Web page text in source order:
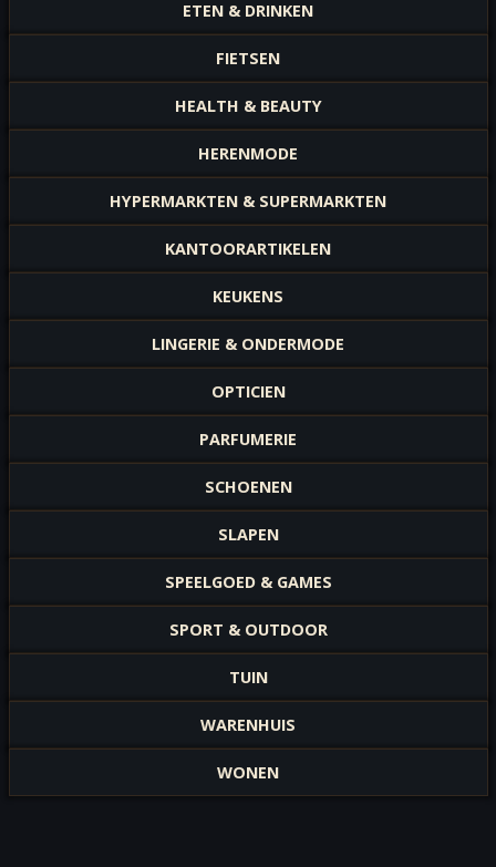
ETEN & DRINKEN
FIETSEN
HEALTH & BEAUTY
HERENMODE
HYPERMARKTEN & SUPERMARKTEN
KANTOORARTIKELEN
KEUKENS
LINGERIE & ONDERMODE
OPTICIEN
PARFUMERIE
SCHOENEN
SLAPEN
SPEELGOED & GAMES
SPORT & OUTDOOR
TUIN
WARENHUIS
WONEN